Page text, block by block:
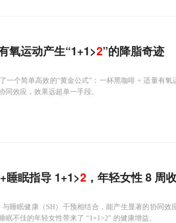
氧运动产生“1+1>2”的降脂奇迹
一个简单高效的“黄金公式”：一杯黑咖啡 + 适量有
同效应，效果远超单一手段。
睡眠指导 1+1>2 ，年轻女性 8 周
睡眠健康（SH）干预相结合，能产生显著的协同效
眠不佳的年轻女性带来了 “1+1>2” 的健康增益。